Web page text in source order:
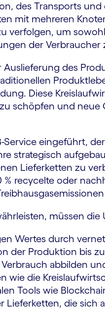
des Transports und
mit mehreren
verfolgen, um
der Verbraucher
des
Diese
schöpfen und neue
Service eingeführt,
strategisch
Lieferketten zu
% recycelte oder
müssen die
Wertes durch
der Produktion bis
abbilden
wie die
Tools wie
Lieferketten, die sich